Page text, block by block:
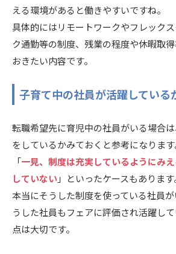
える環境があると働きやすいですね。
具体的にはリモートワークやフレック
ク通勤等の制度、残業の程度や休暇取
おきたい内容です。
子育て中の社員が活躍している
転職希望先に育児中の社員がいる場合
をしているかみておくと参考になります
「一見、制度は充実しているようにみ
していない」といったケースもあります
本当にそうした制度を使っている社員
うした社員もフェアに評価され活躍し
点は大切です。